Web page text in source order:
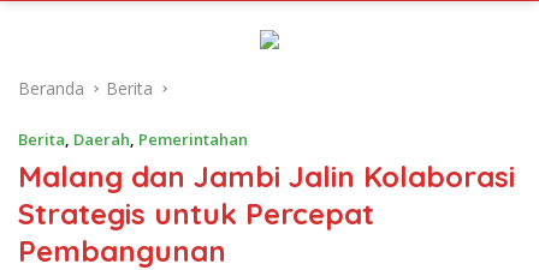
Beranda Berita
Berita, Daerah, Pemerintahan
Malang dan Jambi Jalin Kolaborasi
Strategis untuk Percepat
Pembangunan